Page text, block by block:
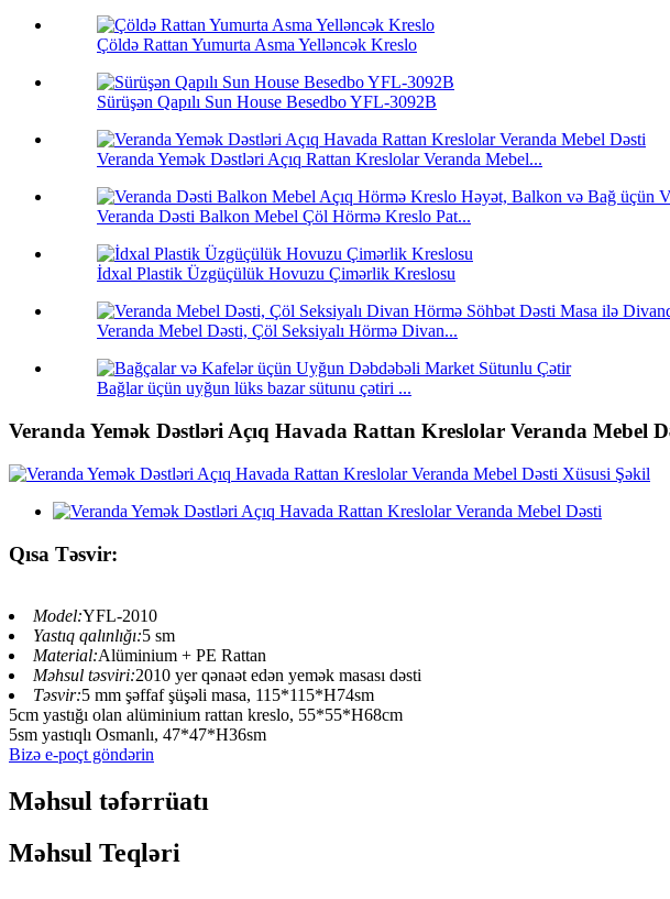
Çöldə Rattan Yumurta Asma Yelləncək Kreslo
Sürüşən Qapılı Sun House Besedbo YFL-3092B
Veranda Yemək Dəstləri Açıq Rattan Kreslolar Veranda Mebel...
Veranda Dəsti Balkon Mebel Çöl Hörmə Kreslo Pat...
İdxal Plastik Üzgüçülük Hovuzu Çimərlik Kreslosu
Veranda Mebel Dəsti, Çöl Seksiyalı Hörmə Divan...
Bağlar üçün uyğun lüks bazar sütunu çətiri ...
Veranda Yemək Dəstləri Açıq Havada Rattan Kreslolar Veranda Mebel
Qısa Təsvir:
Model:YFL-2010
Yastıq qalınlığı:5 sm
Material:Alüminium + PE Rattan
Məhsul təsviri:2010 yer qənaət edən yemək masası dəsti
Təsvir:5 mm şəffaf şüşəli masa, 115*115*H74sm
5cm yastığı olan alüminium rattan kreslo, 55*55*H68cm
5sm yastıqlı Osmanlı, 47*47*H36sm
Bizə e-poçt göndərin
Məhsul təfərrüatı
Məhsul Teqləri